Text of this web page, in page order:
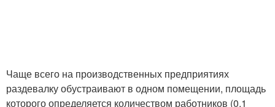
Чаще всего на производственных предприятиях
раздевалку обустраивают в одном помещении, площадь
которого определяется количеством работников (0,1